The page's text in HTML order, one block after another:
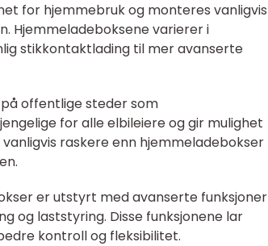
for hjemmebruk og monteres vanligvis
Hjemmeladeboksene varierer i
stikkontaktlading til mer avanserte
offentlige steder som
for alle elbileiere og gir mulighet
raskere enn hjemmeladebokser
er utstyrt med avanserte funksjoner
og laststyring. Disse funksjonene lar
kontroll og fleksibilitet.